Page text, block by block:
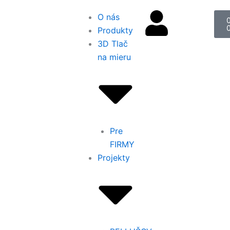
O nás
Produkty
3D Tlač
na mieru
Pre
FIRMY
Projekty